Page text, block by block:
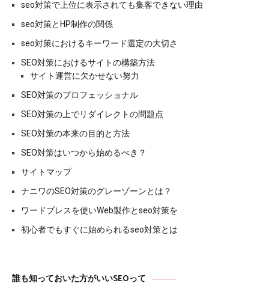
seo対策で上位に表示されても集客できない理由
seo対策とHP制作の関係
seo対策におけるキーワード選定の大切さ
SEO対策におけるサイトの構築方法
サイト運営に欠かせない努力
SEO対策のプロフェッショナル
SEO対策の上でリダイレクトの問題点
SEO対策の本来の目的と方法
SEO対策はいつから始めるべき？
サイトマップ
ナニワのSEO対策のグレーゾーンとは？
ワードプレスを使いWeb製作とseo対策を
初心者でもすぐに始められるseo対策とは
誰も知っておいた方がいいSEOって